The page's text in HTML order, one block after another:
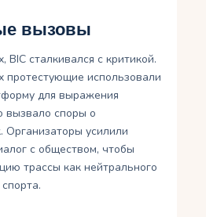
вызовы
BIC сталкивался с критикой.
протестующие использовали
для выражения
вызвало споры о
Организаторы усилили
с обществом, чтобы
трассы как нейтрального